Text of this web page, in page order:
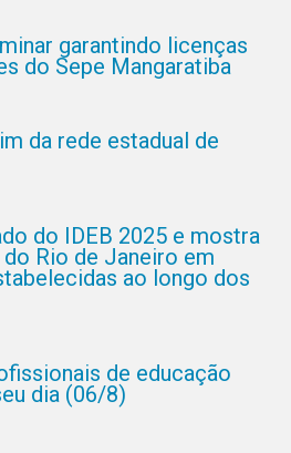
garantindo licenças
do Sepe Mangaratiba
da rede estadual de
do IDEB 2025 e mostra
Rio de Janeiro em
ao longo dos
de educação
dia (06/8)